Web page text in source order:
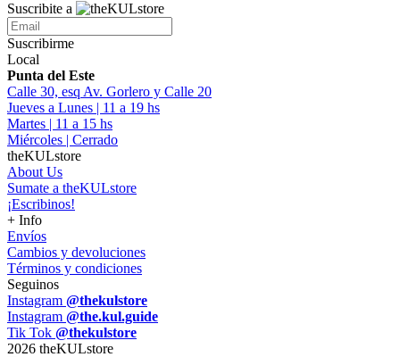
Suscribite a
Suscribirme
Local
Punta del Este
Calle 30, esq Av. Gorlero y Calle 20
Jueves a Lunes | 11 a 19 hs
Martes | 11 a 15 hs
Miércoles | Cerrado
theKULstore
About Us
Sumate a theKULstore
¡Escribinos!
+ Info
Envíos
Cambios y devoluciones
Términos y condiciones
Seguinos
Instagram @thekulstore
Instagram @the.kul.guide
Tik Tok @thekulstore
2026 theKULstore